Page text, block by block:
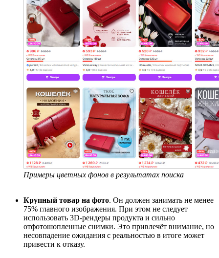
Примеры цветных фонов в результатах поиска
Крупный товар на фото. Он должен занимать не менее
75% главного изображения. При этом не следует
использовать 3D-рендеры продукта и сильно
отфотошопленные снимки. Это привлечёт внимание, но
несовпадение ожидания с реальностью в итоге может
привести к отказу.